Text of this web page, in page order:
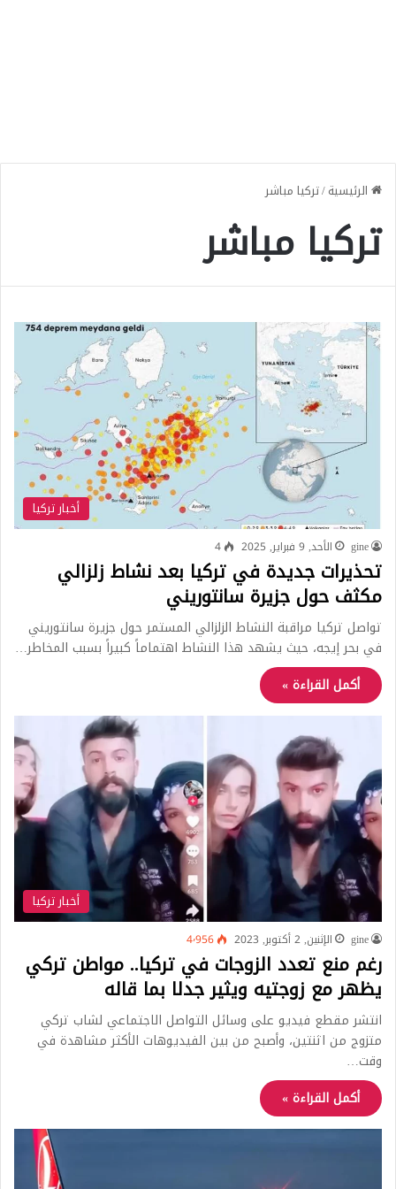
الرئيسية/تركيا مباشر
تركيا مباشر
أخبار تركيا
gine الأحد, 9 فبراير, 2025 4
تحذيرات جديدة في تركيا بعد نشاط زلزالي
مكثف حول جزيرة سانتوريني
تواصل تركيا مراقبة النشاط الزلزالي المستمر حول جزيرة سانتوريني
في بحر إيجه، حيث يشهد هذا النشاط اهتماماً كبيراً بسبب المخاطر…
أكمل القراءة »
أخبار تركيا
gine الإثنين, 2 أكتوبر, 2023 4٬956
رغم منع تعدد الزوجات في تركيا.. مواطن تركي
يظهر مع زوجتيه ويثير جدلا بما قاله
انتشر مقطع فيديو على وسائل التواصل الاجتماعي لشاب تركي
متزوج من اثنتين، وأصبح من بين الفيديوهات الأكثر مشاهدة في
وقت…
أكمل القراءة »